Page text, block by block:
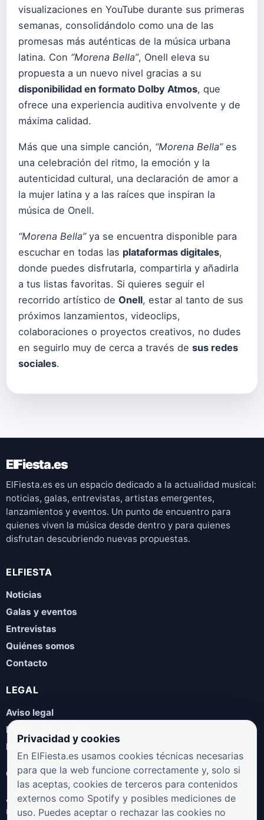
visualizaciones en YouTube durante sus primeras
semanas, consolidándolo como una de las
promesas más auténticas de la música urbana
latina. Con “Morena Bella”, Onell eleva su
propuesta a un nuevo nivel gracias a su
disponibilidad en formato Dolby Atmos, que
ofrece una experiencia auditiva envolvente y de
máxima calidad.
Más que una simple canción, “Morena Bella”es
una celebración del ritmo, la emoción y la
autenticidad cultural, una declaración de amor a
la mujer latina y a las raíces que inspiran la
música de Onell.
“Morena Bella”ya se encuentra disponible para
escuchar en todas las plataformas digitales,
donde puedes disfrutarla, compartirla y añadirla
a tus listas favoritas. Si quieres seguir el
recorrido artístico de Onell, estar al tanto de sus
próximos lanzamientos, videoclips,
colaboraciones o proyectos creativos, no dudes
en seguirlo muy de cerca a través de sus redes
sociales.
ElFiesta.es
ElFiesta.es es un espacio dedicado a la actualidad musical:
noticias, galas, entrevistas, artistas emergentes,
lanzamientos y eventos. Un punto de encuentro para
quienes viven la música desde dentro y para quienes
disfrutan descubriendo nuevas propuestas.
ELFIESTA
Noticias
Galas y eventos
Entrevistas
Quiénes somos
Contacto
LEGAL
Aviso legal
Política de privacidad
Política de cookies
COLABORA
¿Eres artista, manager, sello o promotor? Envíanos tus
novedades, galas, entrevistas o propuestas musicales.
Privacidad y cookies
En ElFiesta.es usamos cookies técnicas necesarias
para que la web funcione correctamente y, solo si
las aceptas, cookies de terceros para contenidos
externos como Spotify y posibles mediciones de
uso. Puedes aceptar o rechazar las cookies no